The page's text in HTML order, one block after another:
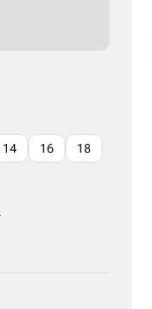
14 16 18